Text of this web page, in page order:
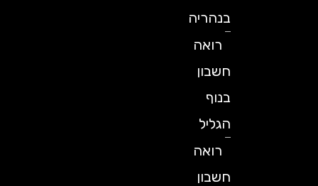
בנהריה
רואה
חשבון
הגליל
רואה
חשבון